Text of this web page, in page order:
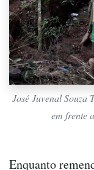
José Juvenal Souza
em frente
Enquanto